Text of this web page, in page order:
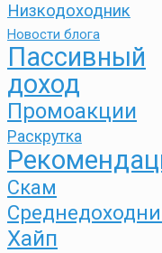
Низкодоходник
Новости блога
Пассивный
доход
Промоакции
Раскрутка
Скам
Хайп